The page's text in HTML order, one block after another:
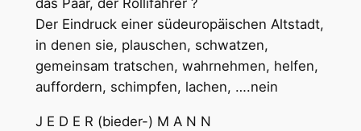
das Paar, der Rollifahrer ?
Der Eindruck einer südeuropäischen Altstadt,
in denen sie, plauschen, schwatzen,
gemeinsam tratschen, wahrnehmen, helfen,
auffordern, schimpfen, lachen, ….nein
J E D E R (bieder-) M A N N